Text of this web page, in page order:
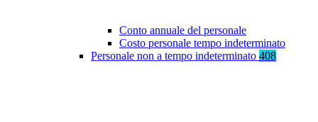
Conto annuale del personale
Costo personale tempo indeterminato
Personale non a tempo indeterminato 408